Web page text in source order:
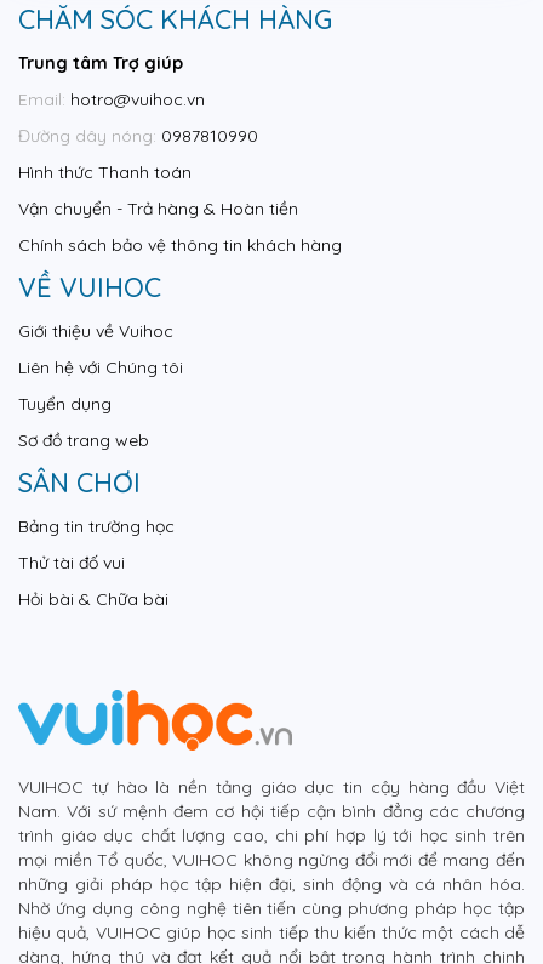
CHĂM SÓC KHÁCH HÀNG
Trung tâm Trợ giúp
Email: hotro@vuihoc.vn
Đường dây nóng: 0987810990
Hình thức Thanh toán
Vận chuyển - Trả hàng & Hoàn tiền
Chính sách bảo vệ thông tin khách hàng
VỀ VUIHOC
Giới thiệu về Vuihoc
Liên hệ với Chúng tôi
Tuyển dụng
Sơ đồ trang web
SÂN CHƠI
Bảng tin trường học
Thử tài đố vui
Hỏi bài & Chữa bài
VUIHOC tự hào là nền tảng giáo dục tin cậy hàng đầu Việt
Nam. Với sứ mệnh đem cơ hội tiếp cận bình đẳng các chương
trình giáo dục chất lượng cao, chi phí hợp lý tới học sinh trên
mọi miền Tổ quốc, VUIHOC không ngừng đổi mới để mang đến
những giải pháp học tập hiện đại, sinh động và cá nhân hóa.
Nhờ ứng dụng công nghệ tiên tiến cùng phương pháp học tập
hiệu quả, VUIHOC giúp học sinh tiếp thu kiến thức một cách dễ
dàng, hứng thú và đạt kết quả nổi bật trong hành trình chinh